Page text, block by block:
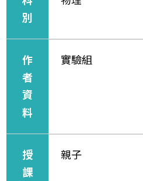
別
作
者
資
料
實驗組
授
課
親子